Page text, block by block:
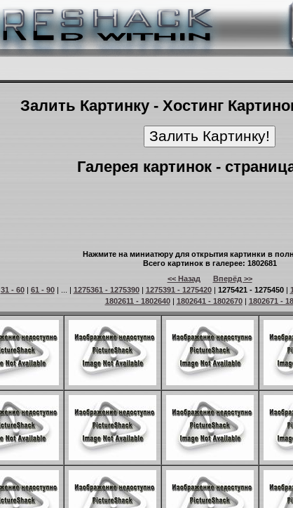
Залить Картинку - Хостинг
Галерея картинок -
Нажмите на миниатюру для открытия картинки в
Всего картинок в галерее: 1802681
<< Назад
Вперёд >>
31 - 60| 61 - 90| ... | 1275361 - 1275390| 1275391 - 1275420| 1275421 - 1275450|
1802611 - 1802640| 1802641 - 1802670| 1802671 -